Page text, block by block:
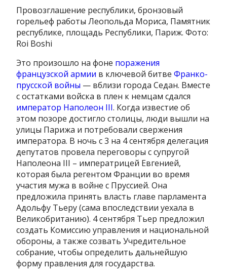
Провозглашение республики, бронзовый
горельеф работы Леопольда Мориса, Памятник
республике, площадь Республики, Париж. Фото:
Roi Boshi
Это произошло на фоне поражения
французской армии в ключевой битвеФранко-
прусской войны — вблизи города Седан. Вместе
с остатками войска в плен к немцам сдался
император Наполеон III. Когда известие об
этом позоре достигло столицы, люди вышли на
улицы Парижа и потребовали свержения
императора. В ночь с 3 на 4 сентября делегация
депутатов провела переговоры с супругой
Наполеона ІІІ – императрицей Евгенией,
которая была регентом Франции во время
участия мужа в войне с Пруссией. Она
предложила принять власть главе парламента
Адольфу Тьеру (сама впоследствии уехала в
Великобританию). 4 сентября Тьер предложил
создать Комиссию управления и национальной
обороны, а также созвать Учредительное
собрание, чтобы определить дальнейшую
форму правления для государства.